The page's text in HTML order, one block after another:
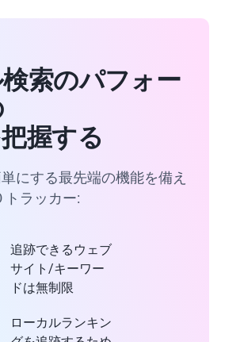
索のパフォー
握する
にする最先端の機能を備え
トラッカー:
追跡できるウェブ
サイト/キーワー
ドは無制限
ローカルランキン